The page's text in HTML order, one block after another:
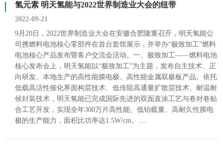
氢元素 明天氢能与2022世界制造业大会的纽带
2022-09-21
9月20日，2022世界制造业大会在安徽合肥隆重召开，明天氢能公
司携燃料电池核心零部件在首台套馆展示，并举办“极致加工”燃料
电池核心产品发布暨客户交流会活动。一、极致加工——燃料电池
核心发布会上，明天氢能以“极致加工”为主题，发布自主技术、正
向研发、本地生产的高性能膜电极、高性能金属双极板产品。依托
低载高活性催化界面构层技术、低传阻高通量扩散层技术、耐温耐
候封装技术，明天氢能已完成国际先进的双面直涂工艺与卷对卷贴
合工艺开发，实现全年300万片高性能、低铂载量、高耐久性膜电
极的生产能力，面积比功率达1.5W/cm。…